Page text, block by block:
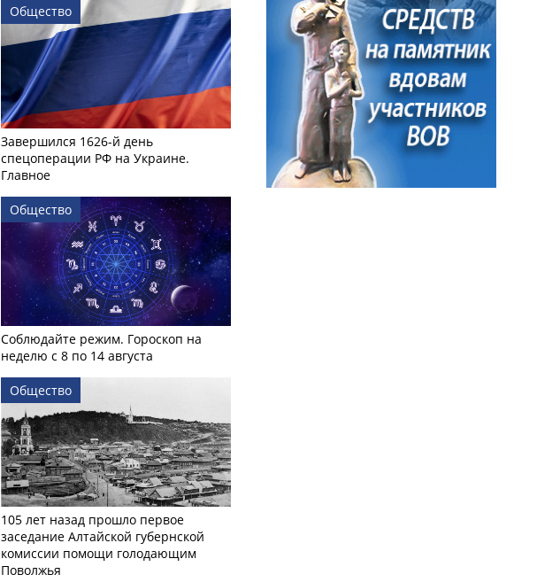
Общество
Завершился 1626-й день
спецоперации РФ на Украине.
Главное
Общество
Соблюдайте режим. Гороскоп на
неделю с 8 по 14 августа
Общество
105 лет назад прошло первое
заседание Алтайской губернской
комиссии помощи голодающим
Поволжья